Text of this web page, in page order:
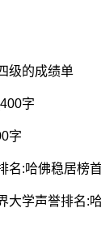
级的成绩单
字
字
名:哈佛稳居榜
大学声誉排名: